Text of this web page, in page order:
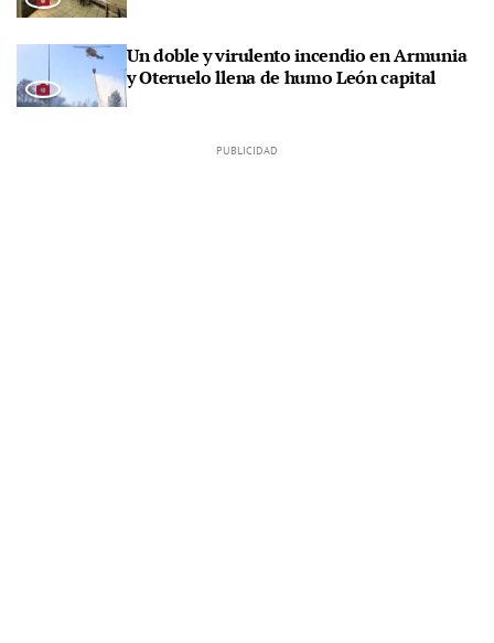
Un doble y virulento incendio en Armunia
y Oteruelo llena de humo León capital